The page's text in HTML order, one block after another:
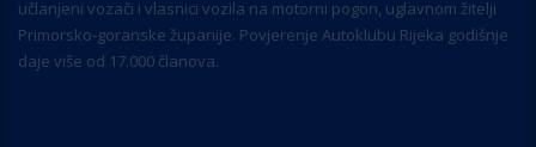
učlanjeni vozači i vlasnici vozila na motorni pogon, uglavnom žitelji
Primorsko-goranske županije. Povjerenje Autoklubu Rijeka godišnje
daje više od 17.000 članova.